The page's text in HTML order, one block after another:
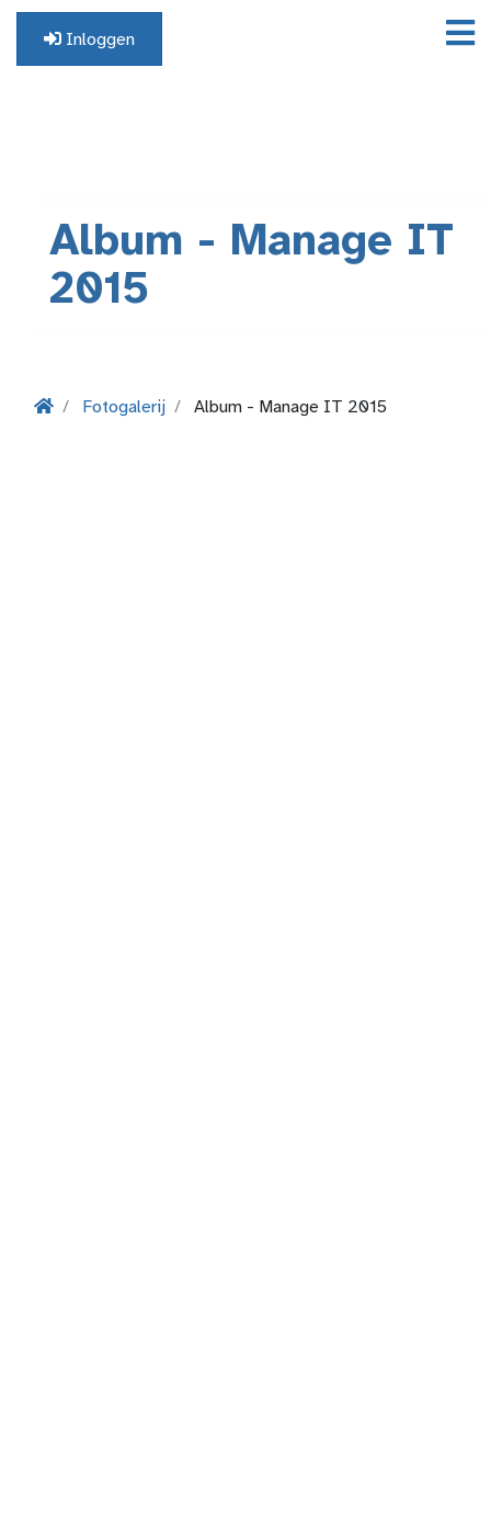
Inloggen
Album - Manage IT
2015
Fotogalerij Album - Manage IT 2015